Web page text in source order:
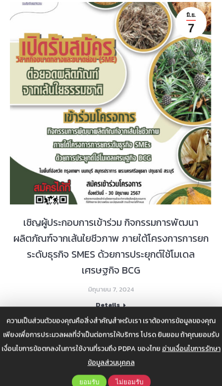
ความเป็นส่วนตัวของคุณคือสิ่งสำคัญสำหรับเรา เราต้องการข้อมูลของคุณ
เพียงเพื่อการประมวลผลที่จำเป็นต่อการให้บริการ โปรด ยินยอม ถ้าคุณยอมรับ
เงื่อนไขการข้อตกลงในการใช้งานที่รวมถึง PDPA ของไทย อ่านเงื่อนไขการรักษา
ข้อมูลส่วนบุคคล
ยอมรับ ไม่ยอมรับ
มิ.ย.
7
เชิญผู้ประกอบการเข้าร่วม กิจกรรมการพัฒนา
ผลิตภัณฑ์จากเส้นใยชีวภาพ ภายใต้โครงการการยก
ระดับธุรกิจ SMES ด้วยการประยุกต์ใช้โมเดล
เศรษฐกิจ BCG
มิถุนายน 7, 2024
Details
มิ.ย.